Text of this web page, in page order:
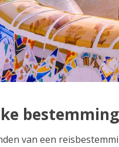
van een